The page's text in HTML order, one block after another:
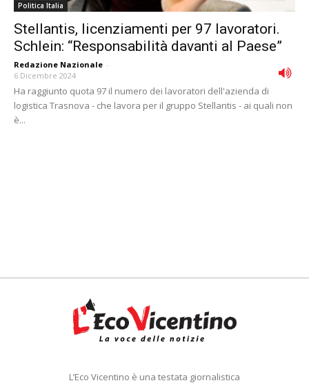
Politica Italia
Stellantis, licenziamenti per 97 lavoratori.
Schlein: “Responsabilità davanti al Paese”
Redazione Nazionale -
6 Dicembre 2024
Ha raggiunto quota 97 il numero dei lavoratori dell'azienda di
logistica Trasnova - che lavora per il gruppo Stellantis - ai quali non
è...
L’Eco Vicentino è una testata giornalistica